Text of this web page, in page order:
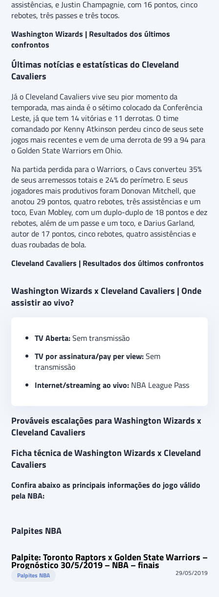
assistências, e Justin Champagnie, com 16 pontos, cinco
rebotes, três passes e três tocos.
Washington Wizards | Resultados dos últimos
confrontos
Últimas notícias e estatísticas do Cleveland
Cavaliers
Já o Cleveland Cavaliers vive seu pior momento da
temporada, mas ainda é o sétimo colocado da Conferência
Leste, já que tem 14 vitórias e 11 derrotas. O time
comandado por Kenny Atkinson perdeu cinco de seus sete
jogos mais recentes e vem de uma derrota de 99 a 94 para
o Golden State Warriors em Ohio.
Na partida perdida para o Warriors, o Cavs converteu 35%
de seus arremessos totais e 24% do perímetro. E seus
jogadores mais produtivos foram Donovan Mitchell, que
anotou 29 pontos, quatro rebotes, três assistências e um
toco, Evan Mobley, com um duplo-duplo de 18 pontos e dez
rebotes, além de um passe e um toco, e Darius Garland,
autor de 17 pontos, cinco rebotes, quatro assistências e
duas roubadas de bola.
Cleveland Cavaliers | Resultados dos últimos confrontos
Washington Wizards x Cleveland Cavaliers | Onde
assistir ao vivo?
TV Aberta:Sem transmissão
TV por assinatura/pay per view:Sem
transmissão
Internet/streaming ao vivo: NBA League Pass
Prováveis escalações para Washington Wizards x
Cleveland Cavaliers
Ficha técnica de Washington Wizards x Cleveland
Cavaliers
Confira abaixo as principais informações do jogo válido
pela NBA:
Palpites NBA
Palpite: Toronto Raptors x Golden State Warriors –
Prognóstico 30/5/2019 – NBA – finais
Palpites NBA 29/05/2019